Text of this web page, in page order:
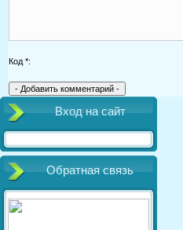
Код *:
Вход на сайт
Обратная связь